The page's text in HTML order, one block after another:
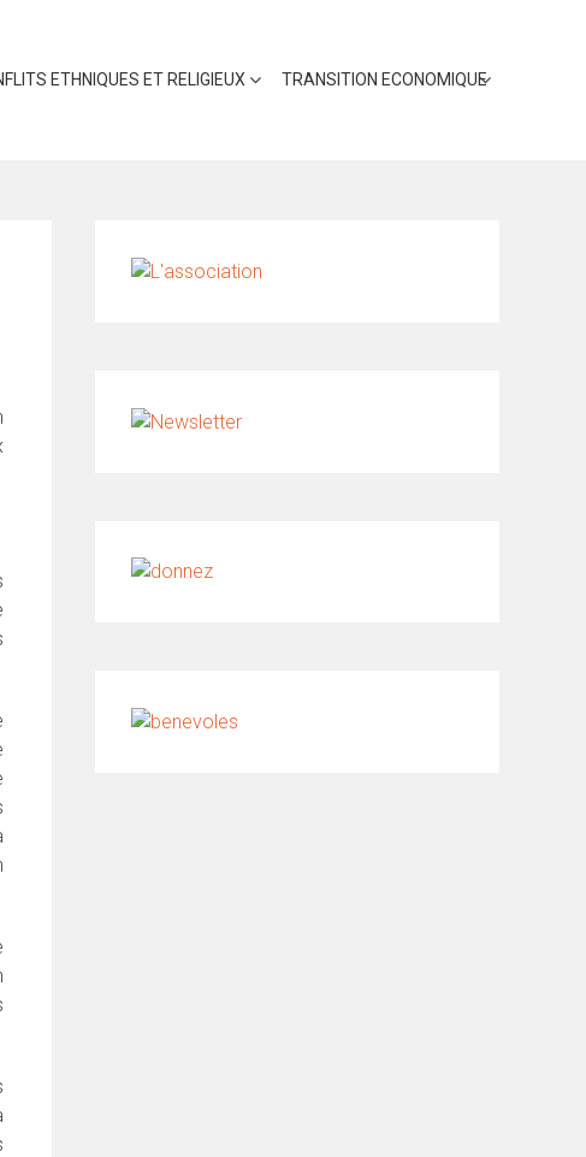
ETHNIQUES ET RELIGIEUX TRANSITION ECONOMIQUE